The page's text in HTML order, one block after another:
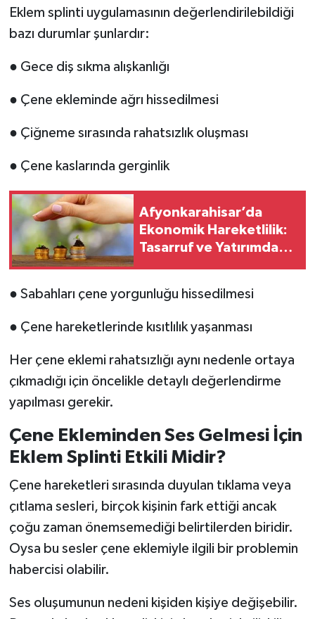
Eklem splinti uygulamasının değerlendirilebildiği
bazı durumlar şunlardır:
● Gece diş sıkma alışkanlığı
● Çene ekleminde ağrı hissedilmesi
● Çiğneme sırasında rahatsızlık oluşması
● Çene kaslarında gerginlik
Afyonkarahisar’da
Ekonomik Hareketlilik:
Tasarruf ve Yatırımda
● Sabahları çene yorgunluğu hissedilmesi
● Çene hareketlerinde kısıtlılık yaşanması
Her çene eklemi rahatsızlığı aynı nedenle ortaya
çıkmadığı için öncelikle detaylı değerlendirme
yapılması gerekir.
Çene Ekleminden Ses Gelmesi İçin
Eklem Splinti Etkili Midir?
Çene hareketleri sırasında duyulan tıklama veya
çıtlama sesleri, birçok kişinin fark ettiği ancak
çoğu zaman önemsemediği belirtilerden biridir.
Oysa bu sesler çene eklemiyle ilgili bir problemin
habercisi olabilir.
Ses oluşumunun nedeni kişiden kişiye değişebilir.